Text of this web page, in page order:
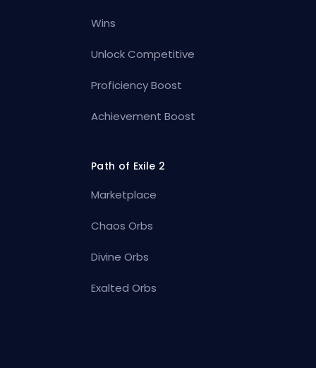
Wins
Unlock Competitive
Proficiency Boost
Achievement Boost
Path of Exile 2
Marketplace
Chaos Orbs
Divine Orbs
Exalted Orbs